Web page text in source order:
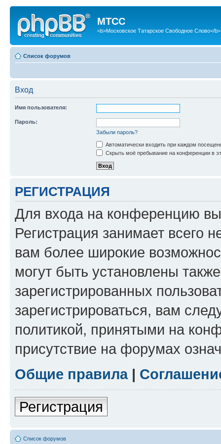
МТСС
<b>Московское Татарское Свободное Слово</b>
Список форумов
Вход
Имя пользователя:
Пароль:
Забыли пароль?
Автоматически входить при каждом
Скрыть моё пребывание на конференции в
РЕГИСТРАЦИЯ
Для входа на конференцию
Регистрация занимает всего
вам более широкие
могут быть установлены
зарегистрированных
зарегистрироваться, вам
политикой, принятыми на
присутствие на форумах
Общие правила|
Регистрация
Список форумов